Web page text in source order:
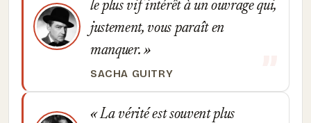
le plus vif intérêt à un ouvrage qui,
justement, vous paraît en
manquer.
SACHA GUITRY
La vérité est souvent plus